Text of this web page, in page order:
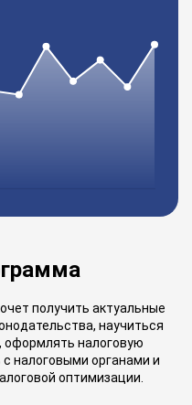
получить актуальные
научиться
оформлять налоговую
налоговыми органами и
оптимизации.